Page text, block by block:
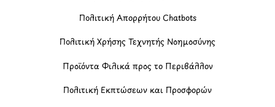
Πολιτική Απορρήτου Chatbots
Πολιτική Χρήσης Τεχνητής Νοημοσύνης
Προϊόντα Φιλικά προς το Περιβάλλον
Πολιτική Εκπτώσεων και Προσφορών